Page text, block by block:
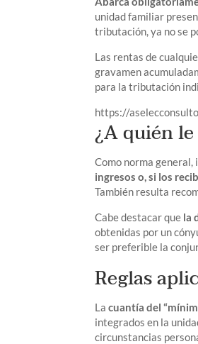
unidad familiar
tributación, ya no se
Las rentas de
gravamen
para la tributación
https://
¿A quién
Como norma
ingresos o, si los
También resulta
Cabe destacar que la
obtenidas por un
ser preferible la
Reglas
Lacuantía del
integrados en la
circunstancias